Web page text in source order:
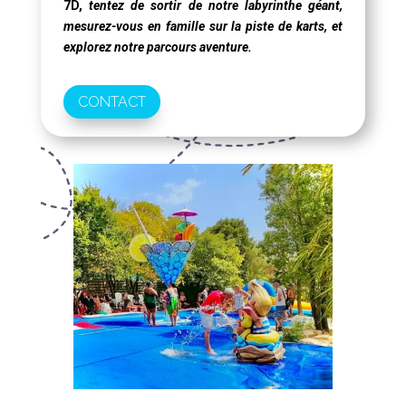
7D, tentez de sortir de notre labyrinthe géant,
mesurez-vous en famille sur la piste de karts, et
explorez notre parcours aventure.
CONTACT